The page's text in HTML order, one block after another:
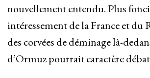
nouvellement entendu. Plus
intéressement de la France et du
des corvées de déminage là-
d’Ormuz pourrait caractère